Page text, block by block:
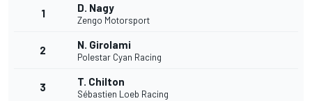
1 D. Nagy
Zengo Motorsport
2 N. Girolami
Polestar Cyan Racing
3 T. Chilton
Sébastien Loeb Racing